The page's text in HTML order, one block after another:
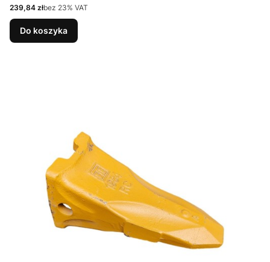
Cena netto
239,84 złbez 23% VAT
Do koszyka